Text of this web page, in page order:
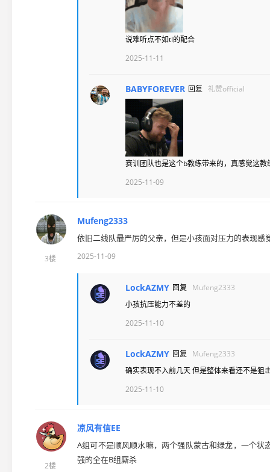
说难听点不如tl的配合
2025-11-11
BABYFOREVER 回复 礼赞official
赛训团队也是这个b教练带来的，真感觉这教
2025-11-09
3楼
Mufeng2333
依旧二线队最严厉的父亲，但是小孩面对压力的表现感
2025-11-09
LockAZMY 回复
Mufeng2333
小孩抗压能力不差的
2025-11-10
LockAZMY 回复
Mufeng2333
确实表现不入前几天 但是整体来看还不是狙
2025-11-10
2楼
凉风有信EE
A组可不是顺风顺水嘛，两个强队蒙古和绿龙，一个
强的全在B组厮杀